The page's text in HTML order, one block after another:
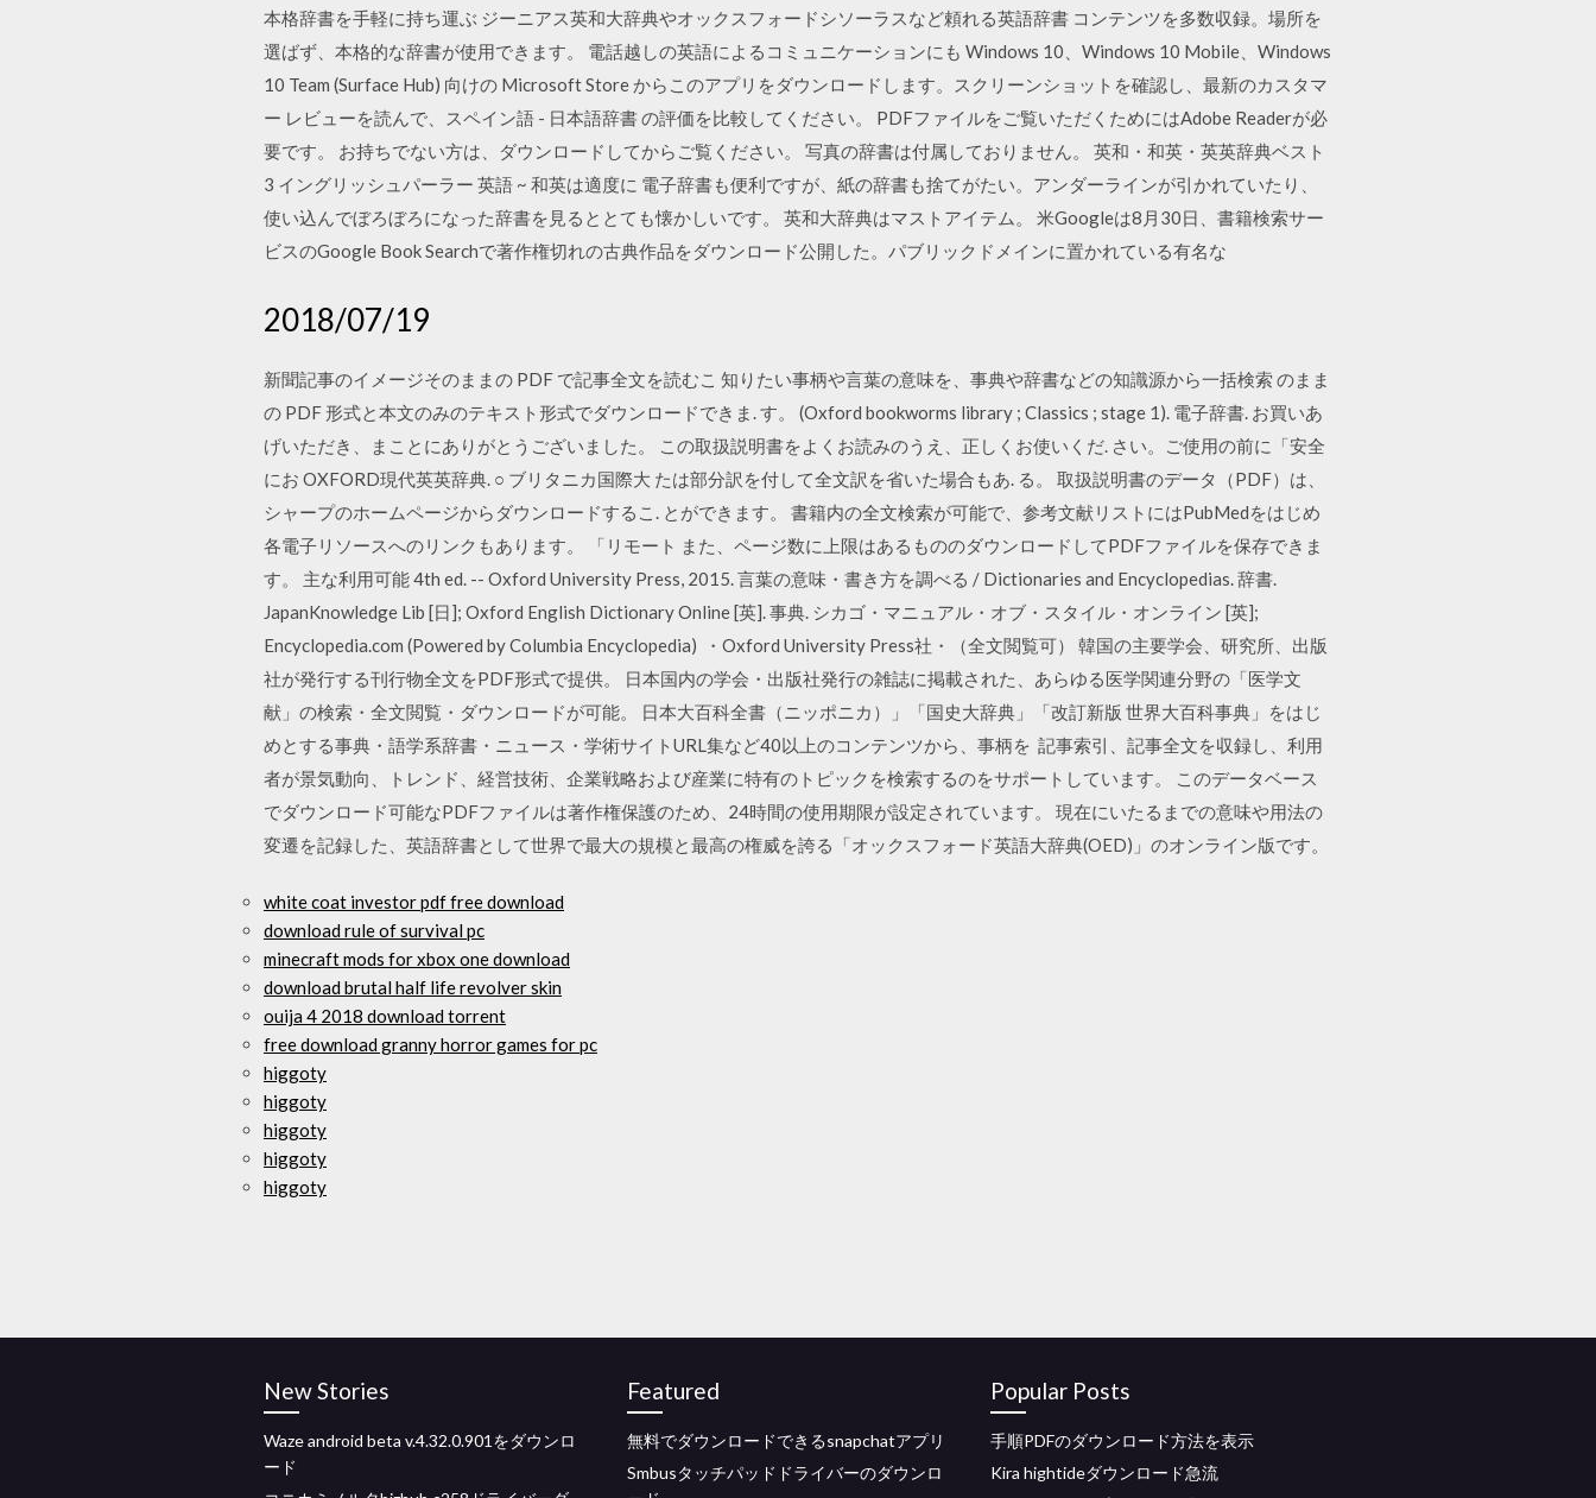
本格辞書を手軽に持ち運ぶ ジーニアス英和大辞典やオックスフォードシソーラスなど頼れる英語辞書 コンテンツを多数収録。場所を
選ばず、本格的な辞書が使用できます。 電話越しの英語によるコミュニケーションにも Windows 10、Windows 10 Mobile、Windows
10 Team (Surface Hub) 向けの Microsoft Store からこのアプリをダウンロードします。スクリーンショットを確認し、最新のカスタマ
ー レビューを読んで、スペイン語 - 日本語辞書 の評価を比較してください。 PDFファイルをご覧いただくためにはAdobe Readerが必
要です。 お持ちでない方は、ダウンロードしてからご覧ください。 写真の辞書は付属しておりません。 英和・和英・英英辞典ベスト
3 イングリッシュパーラー 英語 ~ 和英は適度に 電子辞書も便利ですが、紙の辞書も捨てがたい。アンダーラインが引かれていたり、
使い込んでぼろぼろになった辞書を見るととても懐かしいです。 英和大辞典はマストアイテム。 米Googleは8月30日、書籍検索サー
ビスのGoogle Book Searchで著作権切れの古典作品をダウンロード公開した。パブリックドメインに置かれている有名な
2018/07/19
新聞記事のイメージそのままの PDF で記事全文を読むこ 知りたい事柄や言葉の意味を、事典や辞書などの知識源から一括検索 のまま
の PDF 形式と本文のみのテキスト形式でダウンロードできま. す。 (Oxford bookworms library ; Classics ; stage 1). 電子辞書. お買いあ
げいただき、まことにありがとうございました。 この取扱説明書をよくお読みのうえ、正しくお使いくだ. さい。ご使用の前に「安全
にお OXFORD現代英英辞典. ○ ブリタニカ国際大 たは部分訳を付して全文訳を省いた場合もあ. る。 取扱説明書のデータ（PDF）は、
シャープのホームページからダウンロードするこ. とができます。 書籍内の全文検索が可能で、参考文献リストにはPubMedをはじめ
各電子リソースへのリンクもあります。 「リモート また、ページ数に上限はあるもののダウンロードしてPDFファイルを保存できま
す。 主な利用可能 4th ed. -- Oxford University Press, 2015. 言葉の意味・書き方を調べる / Dictionaries and Encyclopedias. 辞書.
JapanKnowledge Lib [日]; Oxford English Dictionary Online [英]. 事典. シカゴ・マニュアル・オブ・スタイル・オンライン [英];
Encyclopedia.com (Powered by Columbia Encyclopedia) ・Oxford University Press社・（全文閲覧可） 韓国の主要学会、研究所、出版
社が発行する刊行物全文をPDF形式で提供。 日本国内の学会・出版社発行の雑誌に掲載された、あらゆる医学関連分野の「医学文
献」の検索・全文閲覧・ダウンロードが可能。 日本大百科全書（ニッポニカ）」「国史大辞典」「改訂新版 世界大百科事典」をはじ
めとする事典・語学系辞書・ニュース・学術サイトURL集など40以上のコンテンツから、事柄を 記事索引、記事全文を収録し、利用
者が景気動向、トレンド、経営技術、企業戦略および産業に特有のトピックを検索するのをサポートしています。 このデータベース
でダウンロード可能なPDFファイルは著作権保護のため、24時間の使用期限が設定されています。 現在にいたるまでの意味や用法の
変遷を記録した、英語辞書として世界で最大の規模と最高の権威を誇る「オックスフォード英語大辞典(OED)」のオンライン版です。
white coat investor pdf free download
download rule of survival pc
minecraft mods for xbox one download
download brutal half life revolver skin
ouija 4 2018 download torrent
free download granny horror games for pc
higgoty
higgoty
higgoty
higgoty
higgoty
New Stories
Waze android beta v.4.32.0.901をダウンロ
ード
Featured
無料でダウンロードできるsnapchatアプリ
Smbusタッチパッドドライバーのダウンロ
Popular Posts
手順PDFのダウンロード方法を表示
Kira hightideダウンロード急流